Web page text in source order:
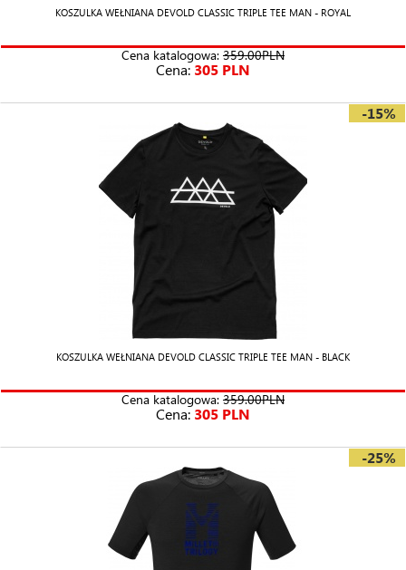
KOSZULKA WEŁNIANA DEVOLD CLASSIC TRIPLE TEE MAN - ROYAL
Cena katalogowa: 359.00PLN
Cena: 305 PLN
-15%
KOSZULKA WEŁNIANA DEVOLD CLASSIC TRIPLE TEE MAN - BLACK
Cena katalogowa: 359.00PLN
Cena: 305 PLN
-25%